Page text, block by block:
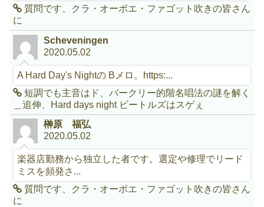
質問です、クラ・オーボエ・ファゴット吹きの皆さん
に
Scheveningen
2020.05.02
A Hard Day's Nightの Bメロ。https:...
短調でも主音はド、バークリー的階名唱法の謎を解く
＿追伸、Hard days night ビートルズはスゲぇ
榊原 福弘
2020.05.02
楽器店勤務から独立した者です。選定や修理でリード
ミスを頻発さ...
質問です、クラ・オーボエ・ファゴット吹きの皆さん
に